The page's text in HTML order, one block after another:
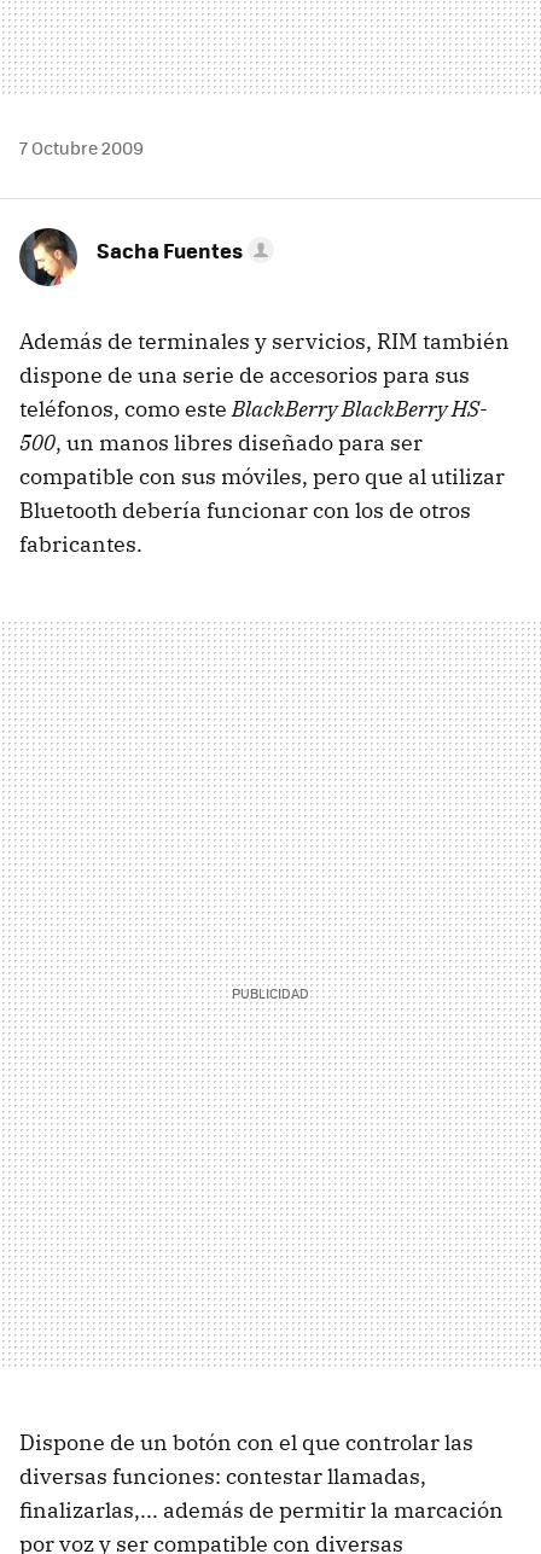
7 Octubre 2009
Sacha Fuentes
Además de terminales y servicios, RIM también
dispone de una serie de accesorios para sus
teléfonos, como este BlackBerry BlackBerry HS-
500, un manos libres diseñado para ser
compatible con sus móviles, pero que al utilizar
Bluetooth debería funcionar con los de otros
fabricantes.
Dispone de un botón con el que controlar las
diversas funciones: contestar llamadas,
finalizarlas,... además de permitir la marcación
por voz y ser compatible con diversas